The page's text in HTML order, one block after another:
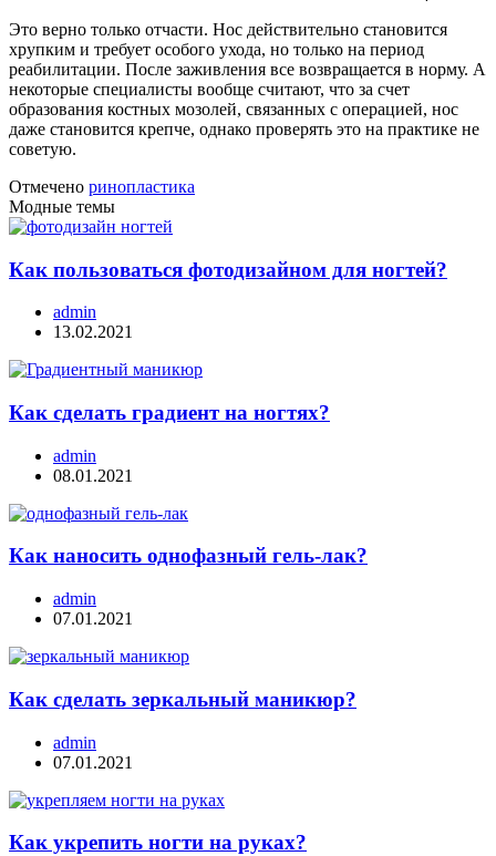
Это верно только отчасти. Нос действительно становится
хрупким и требует особого ухода, но только на период
реабилитации. После заживления все возвращается в норму. А
некоторые специалисты вообще считают, что за счет
образования костных мозолей, связанных с операцией, нос
даже становится крепче, однако проверять это на практике не
советую.
Отмечено ринопластика
Модные темы
Как пользоваться фотодизайном для ногтей?
admin
13.02.2021
Как сделать градиент на ногтях?
admin
08.01.2021
Как наносить однофазный гель-лак?
admin
07.01.2021
Как сделать зеркальный маникюр?
admin
07.01.2021
Как укрепить ногти на руках?